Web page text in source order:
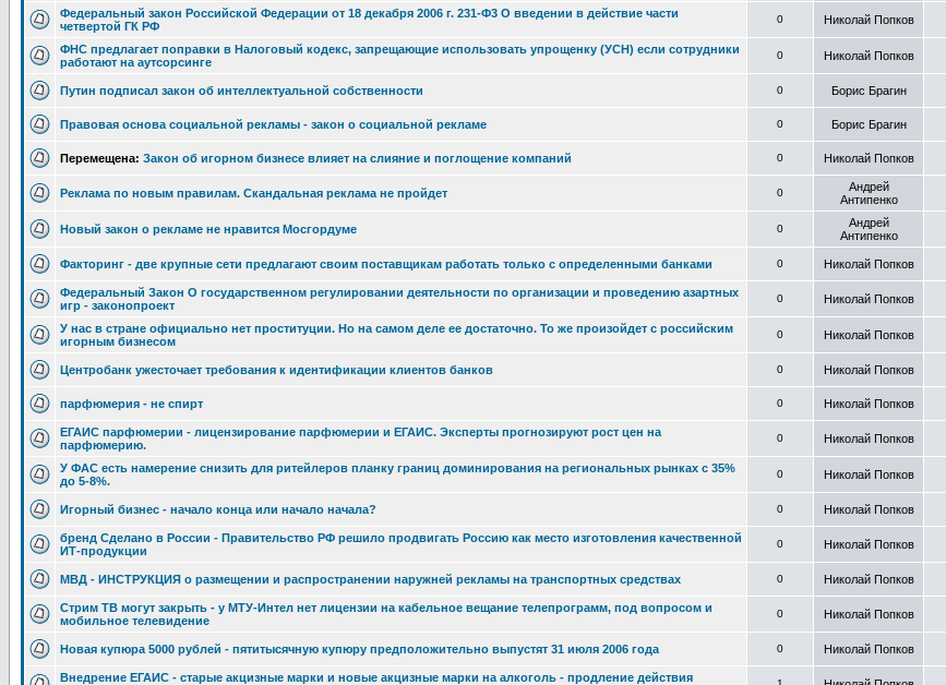
Федеральный закон Российской Федерации от 18 декабря 2006 г. 231-Ф3 О введении в действие части
четвертой ГК РФ
0 Николай Попков
ФНС предлагает поправки в Налоговый кодекс, запрещающие использовать упрощенку (УСН) если сотрудники
работают на аутсорсинге
0 Николай Попков
Путин подписал закон об интеллектуальной собственности 0 Борис Брагин
Правовая основа социальной рекламы - закон о социальной рекламе 0 Борис Брагин
Перемещена: Закон об игорном бизнесе влияет на слияние и поглощение компаний 0 Николай Попков
Реклама по новым правилам. Скандальная реклама не пройдет 0
Андрей
Антипенко
Новый закон о рекламе не нравится Мосгордуме 0
Андрей
Антипенко
Факторинг - две крупные сети предлагают своим поставщикам работать только с определенными банками 0 Николай Попков
Федеральный Закон О государственном регулировании деятельности по организации и проведению азартных
игр - законопроект
0 Николай Попков
У нас в стране официально нет проституции. Но на самом деле ее достаточно. То же произойдет с российским
игорным бизнесом
0 Николай Попков
Центробанк ужесточает требования к идентификации клиентов банков 0 Николай Попков
парфюмерия - не спирт 0 Николай Попков
ЕГАИС парфюмерии - лицензирование парфюмерии и ЕГАИС. Эксперты прогнозируют рост цен на
парфюмерию.
0 Николай Попков
У ФАС есть намерение снизить для ритейлеров планку границ доминирования на региональных рынках с 35%
до 5-8%.
0 Николай Попков
Игорный бизнес - начало конца или начало начала? 0 Николай Попков
бренд Сделано в России - Правительство РФ решило продвигать Россию как место изготовления качественной
ИТ-продукции
0 Николай Попков
МВД - ИНСТРУКЦИЯ о размещении и распространении наружней рекламы на транспортных средствах 0 Николай Попков
Стрим ТВ могут закрыть - у МТУ-Интел нет лицензии на кабельное вещание телепрограмм, под вопросом и
мобильное телевидение
0 Николай Попков
Новая купюра 5000 рублей - пятитысячную купюру предположительно выпустят 31 июля 2006 года 0 Николай Попков
Внедрение ЕГАИС - старые акцизные марки и новые акцизные марки на алкоголь - продление действия